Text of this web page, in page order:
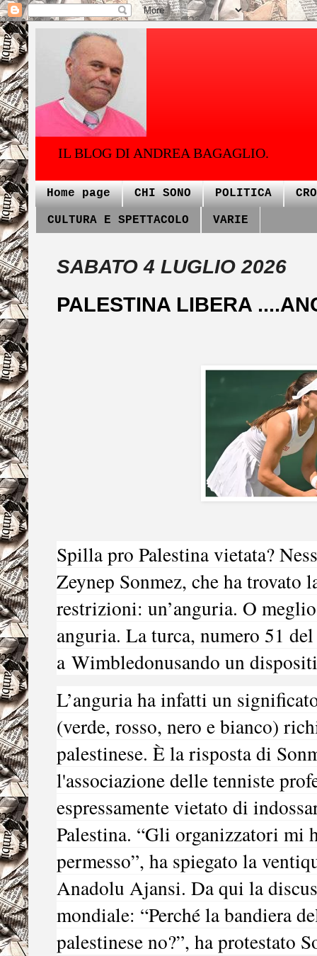
IL BLOG DI ANDREA BAGAGLIO.
Home page CHI SONO POLITICA
CULTURA E SPETTACOLO VARIE
SABATO 4 LUGLIO 2026
PALESTINA LIBERA
Spilla pro Palestinavietata?
Zeynep Sonmez, che ha trovato
restrizioni: un’anguria. O
anguria. La turca, numero 51
a Wimbledonusando un
L’anguriaha infatti un
(verde, rosso, nero e bianco)
palestinese. È la risposta di
l'associazione delle tenniste
espressamente vietato di
Palestina. “Gli organizzatori mi
permesso”, ha spiegato la
Anadolu Ajansi. Da qui la
mondiale: “Perché la bandiera
palestinese no?”, ha protestato